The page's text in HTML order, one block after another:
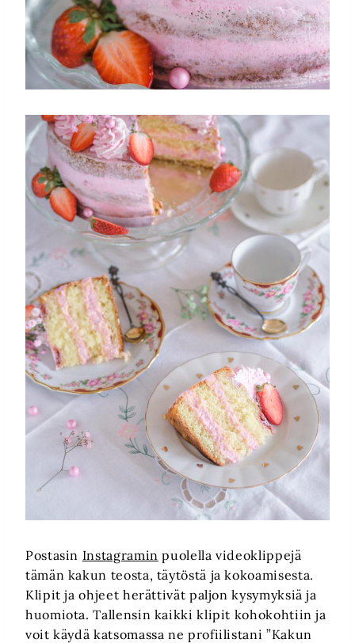
Postasin Instagramin puolella videoklippejä
tämän kakun teosta, täytöstä ja kokoamisesta.
Klipit ja ohjeet herättivät paljon kysymyksiä ja
huomiota. Tallensin kaikki klipit kohokohtiin ja
voit käydä katsomassa ne profiilistani ”Kakun